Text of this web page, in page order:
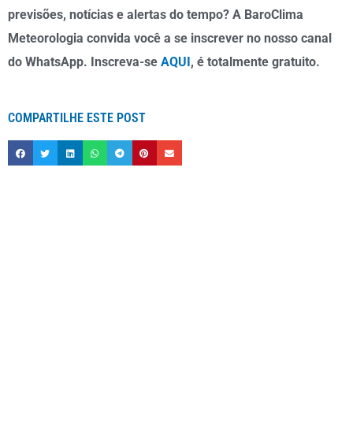
previsões, notícias e alertas do tempo? A BaroClima
Meteorologia convida você a se inscrever no nosso canal
do WhatsApp. Inscreva-se AQUI, é totalmente gratuito.
COMPARTILHE ESTE POST